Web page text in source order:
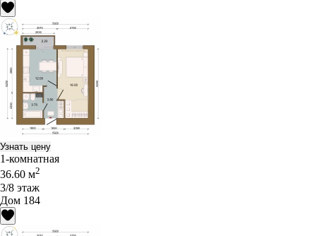
Узнать цену
1-комнатная
36.60 м2
3/8 этаж
Дом 184